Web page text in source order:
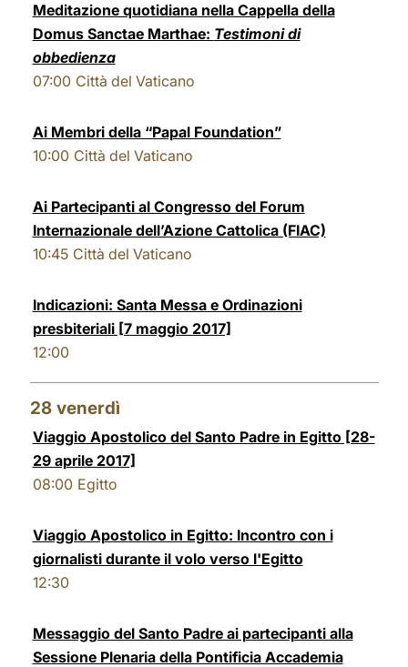
Meditazione quotidiana nella Cappella della
Domus Sanctae Marthae: Testimoni di
obbedienza
07:00 Città del Vaticano
Ai Membri della “Papal Foundation”
10:00 Città del Vaticano
Ai Partecipanti al Congresso del Forum
Internazionale dell’Azione Cattolica (FIAC)
10:45 Città del Vaticano
Indicazioni: Santa Messa e Ordinazioni
presbiteriali [7 maggio 2017]
12:00
28 venerdì
Viaggio Apostolico del Santo Padre in Egitto [28-
29 aprile 2017]
08:00 Egitto
Viaggio Apostolico in Egitto: Incontro con i
giornalisti durante il volo verso l'Egitto
12:30
Messaggio del Santo Padre ai partecipanti alla
Sessione Plenaria della Pontificia Accademia